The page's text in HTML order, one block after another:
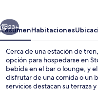
Siguiente
23+
ResumenHabitaciones
Cerca de una estación de
opción para hospedarse en
bebida en el bar o lounge, y
disfrutar de una comida o un
servicios destacan su terraza